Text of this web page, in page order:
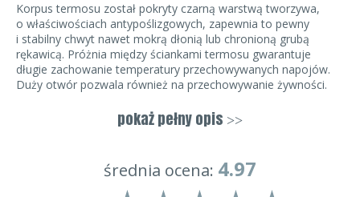
Korpus termosu został pokryty czarną warstwą tworzywa,
o właściwościach antypoślizgowych, zapewnia to pewny
i stabilny chwyt nawet mokrą dłonią lub chronioną grubą
rękawicą. Próżnia między ściankami termosu gwarantuje
długie zachowanie temperatury przechowywanych napojów.
Duży otwór pozwala również na przechowywanie żywności.
działanie przeciwbakteryjne i poprawiające parametry
termiczne. Termos Esbit świetnie sprawdzi się do
dzięki czemu jest to termos który można określić jako
pokaż pełny opis >>
średnia ocena: 4.97